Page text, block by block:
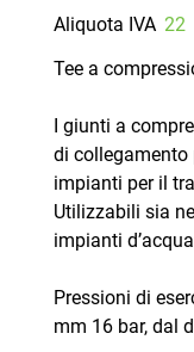
Aliquota IVA 22
Tee a
I giunti a
di collegamento
impianti per il
Utilizzabili sia
impianti
Pressioni di
mm 16 bar, dal